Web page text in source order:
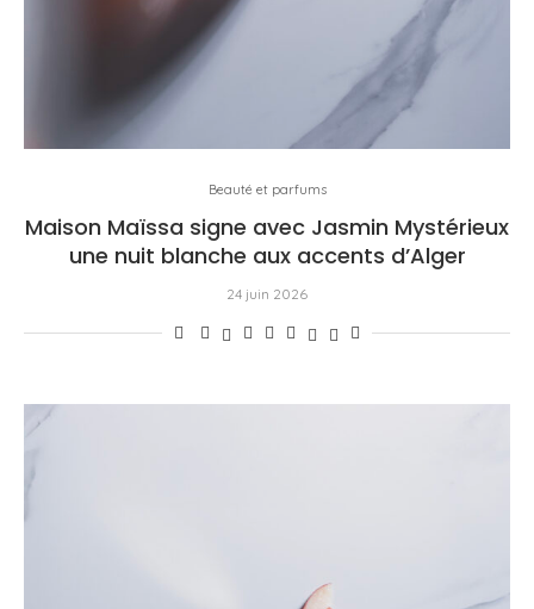
Beauté et parfums
Maison Maïssa signe avec Jasmin Mystérieux
une nuit blanche aux accents d’Alger
24 juin 2026